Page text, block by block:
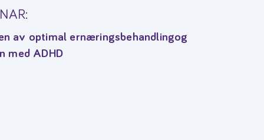
av optimal ernæringsbehandlingog
med ADHD